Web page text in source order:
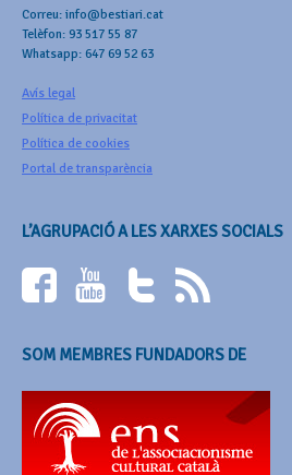
Correu: info@bestiari.cat
Telèfon: 93 517 55 87
Whatsapp: 647 69 52 63
Avís legal
Política de privacitat
Política de cookies
Portal de transparència
L’AGRUPACIÓ A LES XARXES SOCIALS
SOM MEMBRES FUNDADORS DE